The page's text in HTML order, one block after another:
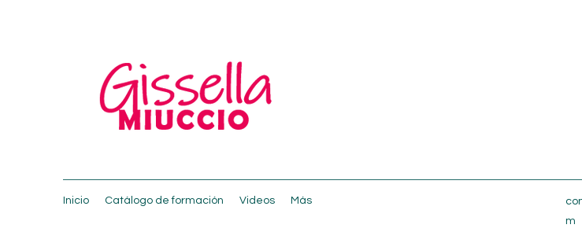
Inicio Catálogo de formación Videos Más
m